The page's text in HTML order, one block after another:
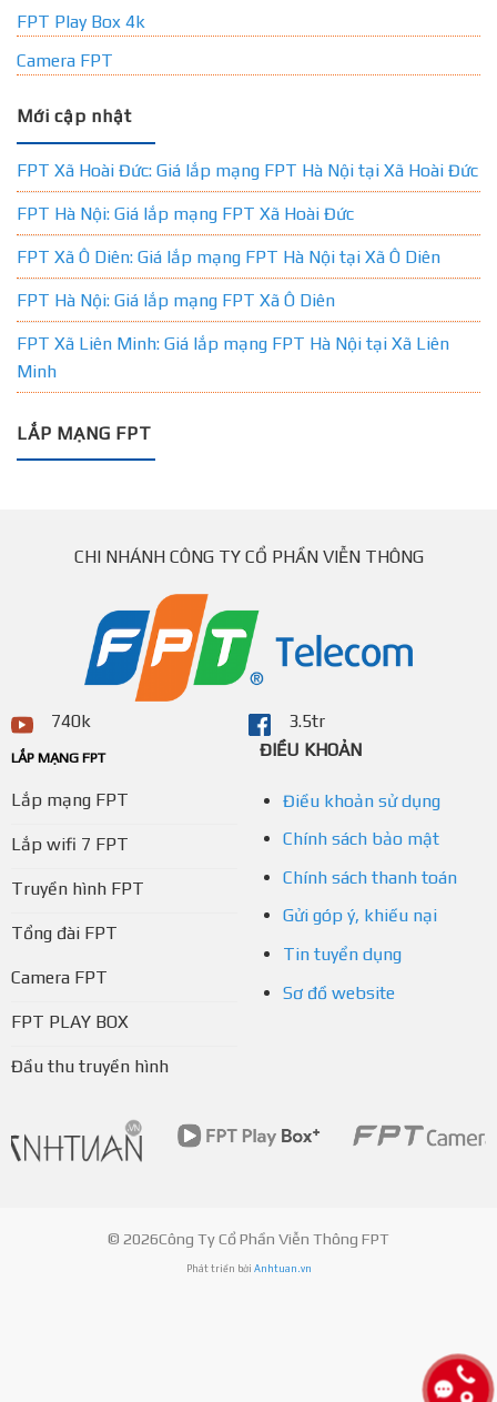
FPT Play Box 4k
Camera FPT
Mới cập nhật
FPT Xã Hoài Đức: Giá lắp mạng FPT Hà Nội tại Xã Hoài Đức
FPT Hà Nội: Giá lắp mạng FPT Xã Hoài Đức
FPT Xã Ô Diên: Giá lắp mạng FPT Hà Nội tại Xã Ô Diên
FPT Hà Nội: Giá lắp mạng FPT Xã Ô Diên
FPT Xã Liên Minh: Giá lắp mạng FPT Hà Nội tại Xã Liên
Minh
LẮP MẠNG FPT
CHI NHÁNH CÔNG TY CỔ PHẦN VIỄN THÔNG
740k 3.5tr
LẮP MẠNG FPT
Lắp mạng FPT
Lắp wifi 7 FPT
Truyền hình FPT
Tổng đài FPT
Camera FPT
FPT PLAY BOX
Đầu thu truyền hình
ĐIỀU KHOẢN
Điều khoản sử dụng
Chính sách bảo mật
Chính sách thanh toán
Gửi góp ý, khiếu nại
Tin tuyển dụng
Sơ đồ website
© 2026Công Ty Cổ Phần Viễn Thông FPT
Phát triển bởi Anhtuan.vn